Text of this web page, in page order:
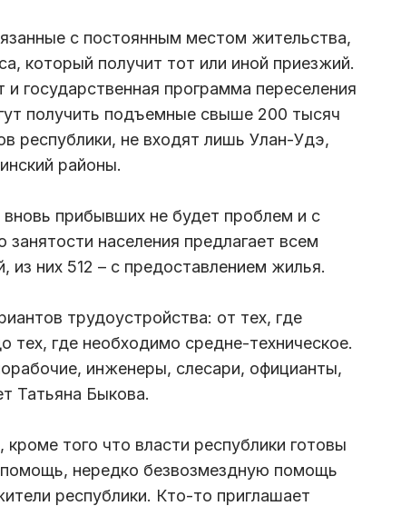
с постоянным местом жительства,
который получит тот или иной приезжий.
государственная программа переселения
получить подъемные свыше 200 тысяч
республики, не входят лишь Улан-Удэ,
районы.
прибывших не будет проблем и с
населения предлагает всем
них 512 – с предоставлением жилья.
трудоустройства: от тех, где
тех, где необходимо средне-техническое.
инженеры, слесари, официанты,
Татьяна Быкова.
того что власти республики готовы
нередко безвозмездную помощь
республики. Кто-то приглашает